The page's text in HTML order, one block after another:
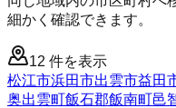
細かく確認できます。
12 件を表示
松江市浜田市出雲市益田
奥出雲町飯石郡飯南町邑